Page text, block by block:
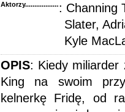
Aktorzy...........................................
: Channing
Slater,
Kyle
OPIS: Kiedy miliarder
King na swoim
kelnerkę Fridę, od